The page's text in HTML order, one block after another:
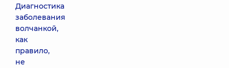
Диагностика
заболевания
волчанкой,
как
правило,
не